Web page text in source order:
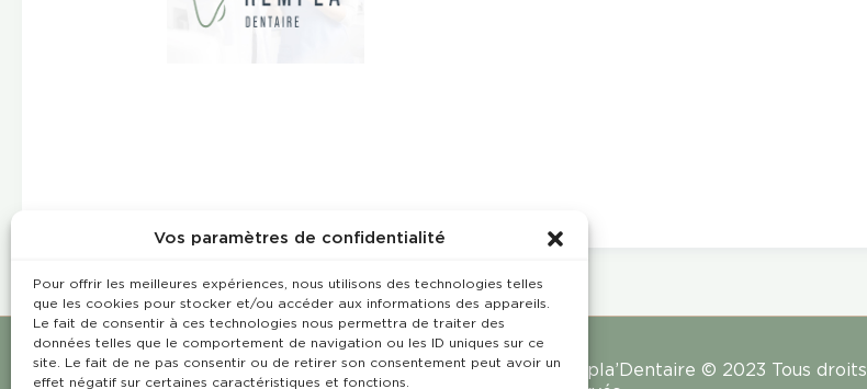
Vos paramètres de confidentialité
Pour offrir les meilleures expériences, nous utilisons des technologies telles
que les cookies pour stocker et/ou accéder aux informations des appareils.
Le fait de consentir à ces technologies nous permettra de traiter des
données telles que le comportement de navigation ou les ID uniques sur ce
site. Le fait de ne pas consentir ou de retirer son consentement peut avoir un
effet négatif sur certaines caractéristiques et fonctions.
Rempla’Dentaire © 2023 Tous droits